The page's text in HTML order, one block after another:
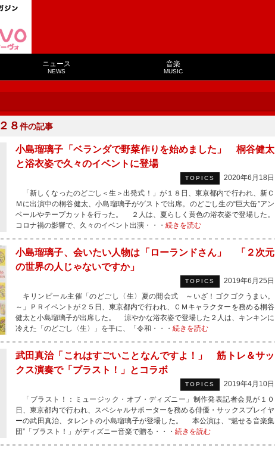
ニュース
NEWS
音楽
MUSIC
２８件の記事
小島瑠璃子「ベランダで野菜作りを始めました」 桐谷健太
と浴衣姿で久々のイベントに登場
TOPICS
2020年6月18日
「新しくなったのどごし＜生＞出発式！」が１８日、東京都内で行われ、新Ｃ
Ｍに出演中の桐谷健太、小島瑠璃子がゲストで出席。のどごし生の“巨大缶”アン
ベールやテープカットを行った。 ２人は、夏らしく黄色の浴衣姿で登場した。
コロナ禍の影響で、久々のイベント出演・・・ 続きを読む
小島瑠璃子、会いたい人物は「ローランドさん」 「２次元
の世界の人じゃないですか」
TOPICS
2019年6月25日
キリンビール主催「のどごし〈生〉夏の開会式 ～いざ！ゴクゴクうまい。
～」ＰＲイベントが２５日、東京都内で行われ、ＣＭキャラクターを務める桐谷
健太と小島瑠璃子が出席した。 涼やかな浴衣姿で登場した２人は、キンキンに
冷えた「のどごし〈生〉」を手に、「令和・・・ 続きを読む
武田真治「これはすごいことなんですよ！」 筋トレ＆サッ
クス演奏で「ブラスト！」とコラボ
TOPICS
2019年4月10日
「ブラスト！：ミュージック・オブ・ディズニー」制作発表記者会見が１０
日、東京都内で行われ、スペシャルサポーターを務める俳優・サックスプレイヤ
ーの武田真治、タレントの小島瑠璃子が登場した。 本公演は、“魅せる音楽集
団”「ブラスト！」がディズニー音楽で贈る・・・ 続きを読む